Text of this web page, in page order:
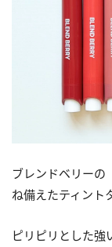
ブレンドベリーの
ね備えたティント
ピリピリとした強